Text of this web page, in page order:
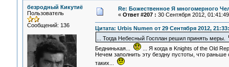
безродный Кикутиё
Пользователь
Сообщений: 136
Re: Божественное Я многомерного
« Ответ #207 : 30 Сентября 2012,
Цитата: Urbis Numen от 29 Сентября 2012,
... Тогда Небесный Госплан решил принять меры.
Беднинькая...
... Я когда в Knights of the Old
Нечем заполнить эту бездну пустоты, что
таких...